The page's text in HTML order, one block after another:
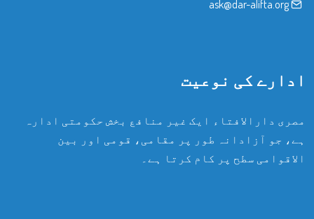
ask@dar-alifta.org
ادارے کی نوعیت
مصری دارالافتاء ایک غیر منافع بخش حکومتی ادارہ
ہے، جو آزادانہ طور پر مقامی، قومی اور بین
الاقوامی سطح پر کام کرتا ہے۔